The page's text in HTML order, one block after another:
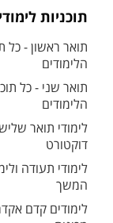
תוכניות
תואר ראשון - כל
הלימודים
תואר שני - כל
הלימודים
לימודי תואר
דוקטורט
לימודי תעודה
המשך
לימודים קדם